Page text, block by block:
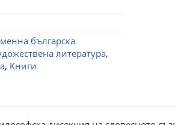
българска
литература,
, Книги